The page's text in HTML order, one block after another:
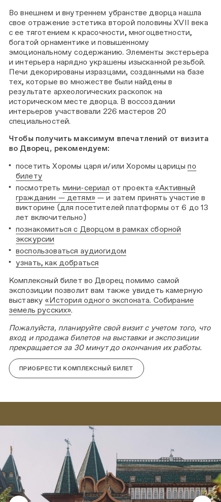
Во внешнем и внутреннем убранстве дворца нашла
свое отражение эстетика второй половины XVII века
с ее тяготением к красочности, многоцветности,
богатой орнаментике и повышенному
эмоциональному содержанию. Элементы экстерьера
и интерьера нарядно украшены изысканной резьбой.
Печи декорированы изразцами, созданными на базе
тех, которые во множестве были найдены в
результате археологических раскопок на
историческом месте дворца. В воссоздании
интерьеров участвовали 226 мастеров 20
специальностей.
Чтобы получить максимум впечатлений от визита
во Дворец, рекомендуем:
посетить Хоромы царя и/или Хоромы царицыпо
билету
посмотреть мини-сериал от проекта«Активный
гражданин — детям»— и затем принять участие в
викторине (для посетителей платформы от 6 до 13
лет включительно)
познакомиться с Дворцом в рамках сборной
экскурсии
воспользоваться аудиогидом
узнать, как добраться
Комплексный билет во Дворец помимо самой
экспозиции позволит вам также увидеть камерную
выставку«История одного экспоната. Собирание
земель русских».
Пожалуйста, планируйте свой визит с учетом того, что
вход и продажа билетов на выставки и экспозиции
прекращается за 30 минут до окончания их работы.
ПРИОБРЕСТИ КОМПЛЕКСНЫЙ БИЛЕТ